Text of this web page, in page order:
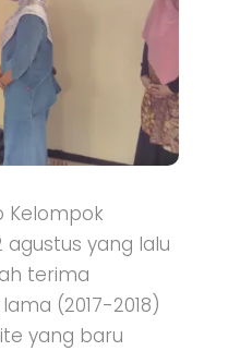
Kelompok
agustus yang lalu
terima
(2017-2018)
yang baru